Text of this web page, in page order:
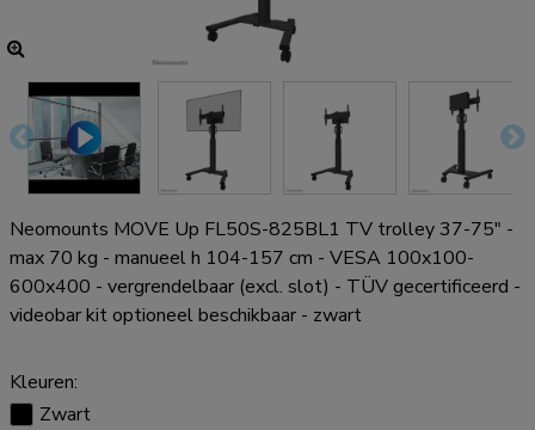
Neomounts MOVE Up FL50S-825BL1 TV trolley 37-75" -
max 70 kg - manueel h 104-157 cm - VESA 100x100-
600x400 - vergrendelbaar (excl. slot) - TÜV gecertificeerd -
videobar kit optioneel beschikbaar - zwart
Kleuren:
Zwart